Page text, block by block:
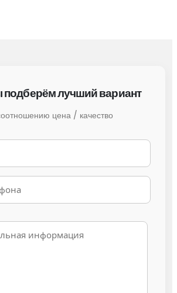
лучший вариант
цена / качество